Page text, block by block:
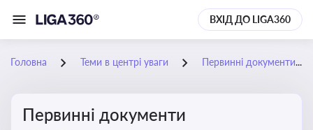
ВХІД ДО LIGA360
Головна Теми в центрі уваги Первинні документи
Первинні документи